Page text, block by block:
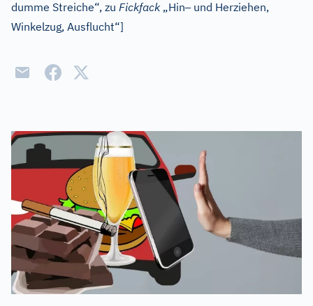
dumme Streiche“, zu Fickfack„Hin–und Herziehen,
Winkelzug, Ausflucht“]